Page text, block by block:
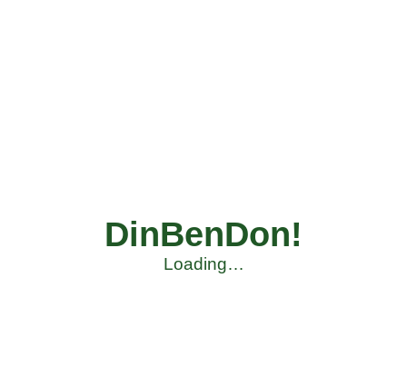
DinBenDon!
Loading…